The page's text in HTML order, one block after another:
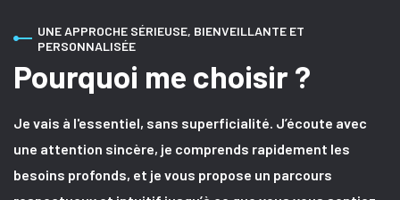
UNE APPROCHE SÉRIEUSE, BIENVEILLANTE ET
PERSONNALISÉE
Pourquoi me choisir ?
Je vais à l'essentiel, sans superficialité. J’écoute avec
une attention sincère, je comprends rapidement les
besoins profonds, et je vous propose un parcours